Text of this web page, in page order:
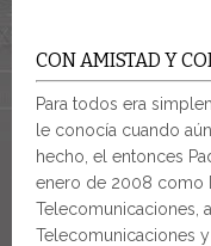
CON AMISTAD Y
Para todos era
le conocía cuando
hecho, el entonces
enero de 2008 como
Telecomunicaciones,
Telecomunicaciones